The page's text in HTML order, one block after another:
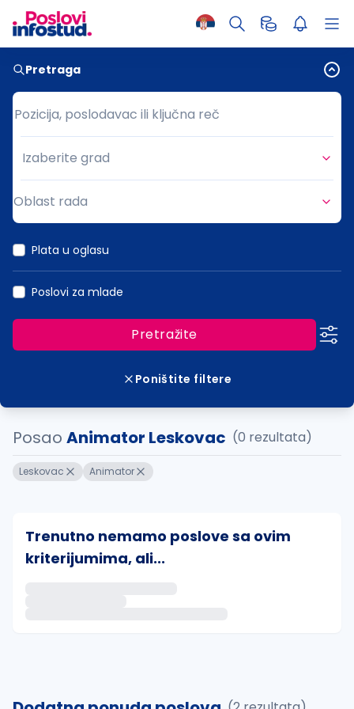
Pretraga
Pozicija, poslodavac ili ključna reč
Pozicija, poslodavac ili ključna reč
Grad
Izaberite grad
Oblast rada
Plata u oglasu
Poslovi za mlade
Pretražite
Poništite filtere
Posao Animator Leskovac (0 rezultata)
Leskovac Animator
Trenutno nemamo poslove sa ovim
kriterijumima, ali...